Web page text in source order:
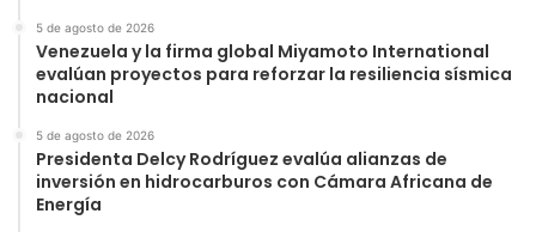
5 de agosto de 2026
Venezuela y la firma global Miyamoto International
evalúan proyectos para reforzar la resiliencia sísmica
nacional
5 de agosto de 2026
Presidenta Delcy Rodríguez evalúa alianzas de
inversión en hidrocarburos con Cámara Africana de
Energía